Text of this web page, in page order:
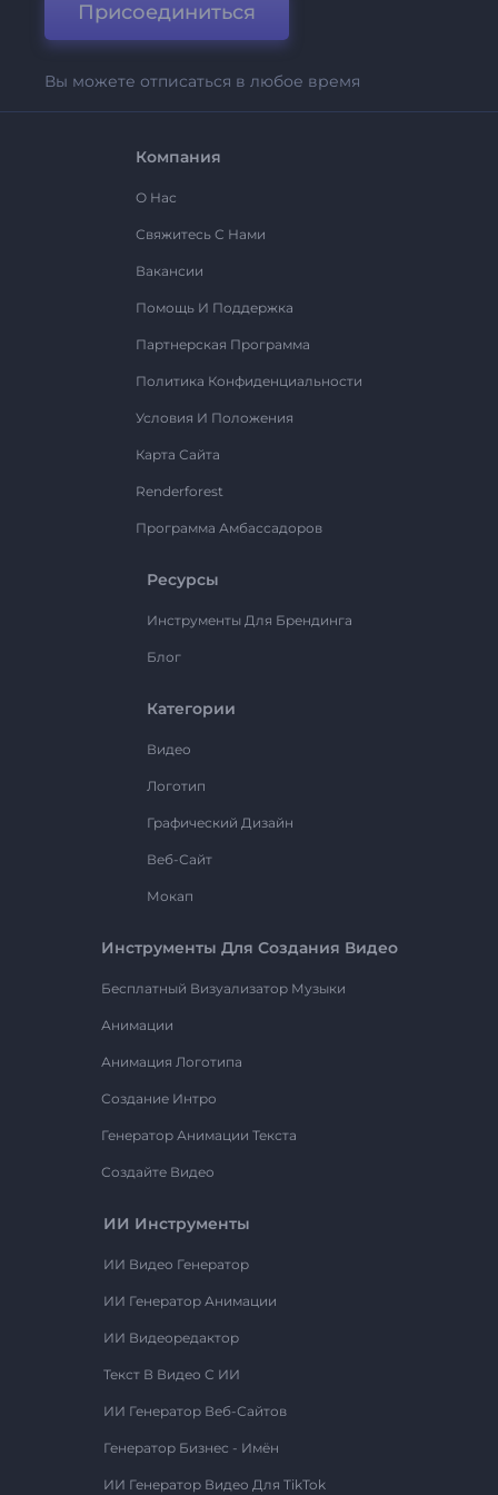
Присоединиться
Вы можете отписаться в любое время
Компания
О Нас
Свяжитесь С Нами
Вакансии
Помощь И Поддержка
Партнерская Программа
Политика Конфиденциальности
Условия И Положения
Карта Сайта
Renderforest
Программа Амбассадоров
Ресурсы
Инструменты Для Брендинга
Блог
Категории
Видео
Логотип
Графический Дизайн
Веб-Сайт
Мокап
Инструменты Для Создания Видео
Бесплатный Визуализатор Музыки
Анимации
Анимация Логотипа
Создание Интро
Генератор Анимации Текста
Создайте Видео
ИИ Инструменты
ИИ Видео Генератор
ИИ Генератор Анимации
ИИ Видеоредактор
Текст В Видео С ИИ
ИИ Генератор Веб-Сайтов
Генератор Бизнес - Имён
ИИ Генератор Видео Для TikTok